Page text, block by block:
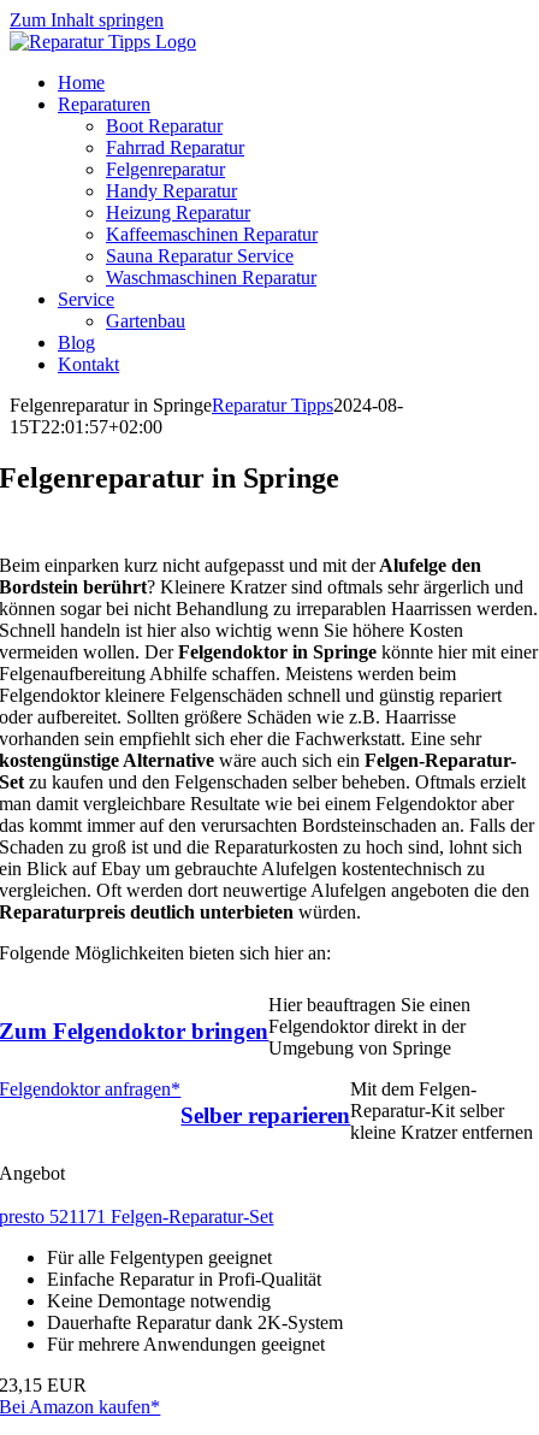
Zum Inhalt springen
Home
Reparaturen
Boot Reparatur
Fahrrad Reparatur
Felgenreparatur
Handy Reparatur
Heizung Reparatur
Kaffeemaschinen Reparatur
Sauna Reparatur Service
Waschmaschinen Reparatur
Service
Gartenbau
Blog
Kontakt
Felgenreparatur in SpringeReparatur Tipps2024-08-
15T22:01:57+02:00
Felgenreparatur in Springe
Beim einparken kurz nicht aufgepasst und mit derAlufelge den
Bordstein berührt? Kleinere Kratzer sind oftmals sehr ärgerlich und
können sogar bei nicht Behandlung zu irreparablen Haarrissen werden.
Schnell handeln ist hier also wichtig wenn Sie höhere Kosten
vermeiden wollen. DerFelgendoktor in Springe könnte hier mit einer
Felgenaufbereitung Abhilfe schaffen. Meistens werden beim
Felgendoktor kleinere Felgenschäden schnell und günstig repariert
oder aufbereitet. Sollten größere Schäden wie z.B. Haarrisse
vorhanden sein empfiehlt sich eher die Fachwerkstatt. Eine sehr
kostengünstige Alternative wäre auch sich einFelgen-Reparatur-
Set zu kaufen und den Felgenschaden selber beheben. Oftmals erzielt
man damit vergleichbare Resultate wie bei einem Felgendoktor aber
das kommt immer auf den verursachten Bordsteinschaden an. Falls der
Schaden zu groß ist und die Reparaturkosten zu hoch sind, lohnt sich
ein Blick auf Ebay um gebrauchte Alufelgen kostentechnisch zu
vergleichen. Oft werden dort neuwertige Alufelgen angeboten die den
Reparaturpreis deutlich unterbieten würden.
Folgende Möglichkeiten bieten sich hier an:
Zum Felgendoktor bringen
Hier beauftragen Sie einen
Felgendoktor direkt in der
Umgebung von Springe
Felgendoktor anfragen*
Selber reparieren
Mit dem Felgen-
Reparatur-Kit selber
kleine Kratzer entfernen
Angebot
presto 521171 Felgen-Reparatur-Set
Für alle Felgentypen geeignet
Einfache Reparatur in Profi-Qualität
Keine Demontage notwendig
Dauerhafte Reparatur dank 2K-System
Für mehrere Anwendungen geeignet
23,15 EUR
Bei Amazon kaufen*